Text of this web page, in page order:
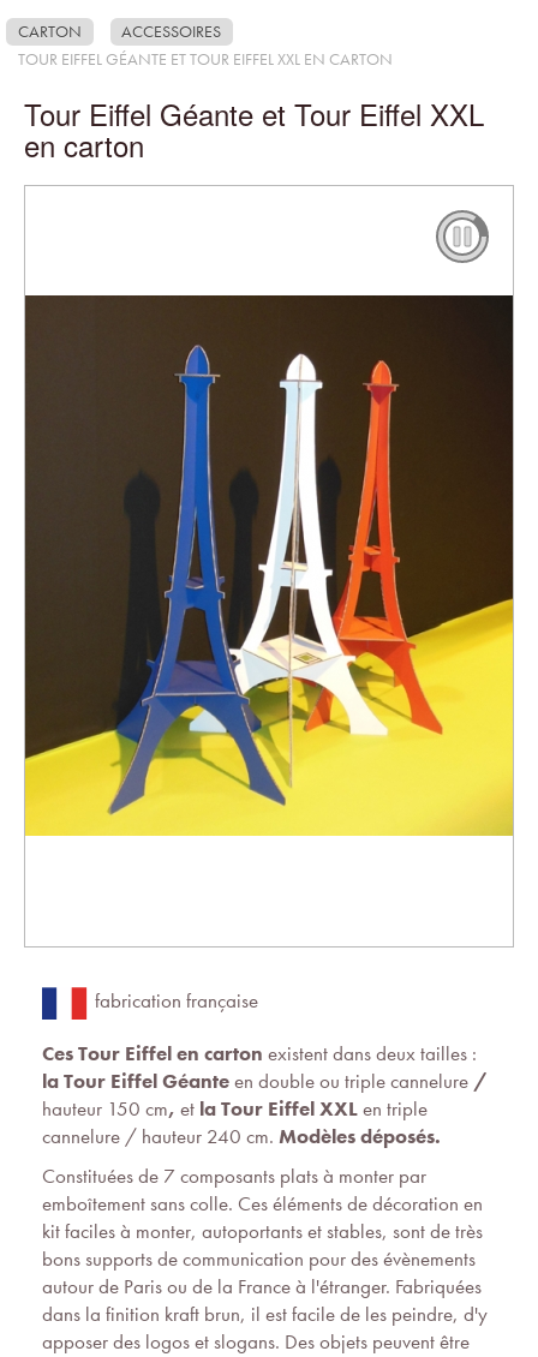
CARTON
ACCESSOIRES
TOUR EIFFEL GÉANTE ET TOUR EIFFEL XXL EN CARTON
Tour Eiffel Géante et Tour Eiffel XXL
en carton
fabrication française
Ces Tour Eiffel en carton existent dans deux tailles :
la Tour Eiffel Géanteen double ou triple cannelure /
hauteur 150 cm, et la Tour Eiffel XXLen triple
cannelure / hauteur 240 cm. Modèles déposés.
Constituées de 7 composants plats à monter par
emboîtement sans colle. Ces éléments de décoration en
kit faciles à monter, autoportants et stables, sont de très
bons supports de communication pour des évènements
autour de Paris ou de la France à l'étranger. Fabriquées
dans la finition kraft brun, il est facile de les peindre, d'y
apposer des logos et slogans. Des objets peuvent être